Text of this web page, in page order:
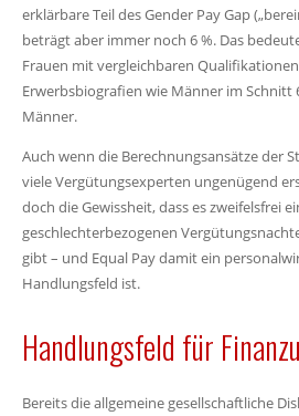
erklärbare Teil des Gender Pay Gap
beträgt aber immer noch 6 %. Das
Frauen mit vergleichbaren
Erwerbsbiografien wie Männer im Schnitt
Männer.
Auch wenn die Berechnungsansätze der
viele Vergütungsexperten ungenügend
doch die Gewissheit, dass es zweifelsfrei
geschlechterbezogenen
gibt – und Equal Pay damit ein
Handlungsfeld ist.
Handlungsfeld für
Bereits die allgemeine gesellschaftliche